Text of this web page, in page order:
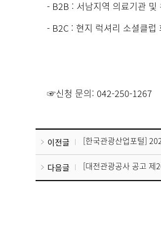
- B2B : 서남지역 의료기관 및
- B2C : 현지 럭셔리 소셜클럽
☞신청 문의: 042-250-1267
이전글 [한국관광산업포털]
다음글 [대전관광공사 공고 제